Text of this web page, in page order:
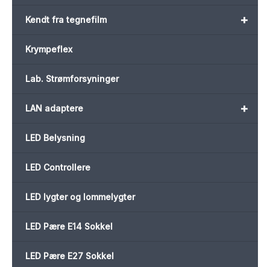
+
Kendt fra tegnefilm
Krympeflex
Lab. Strømforsyninger
+
LAN adaptere
LED Belysning
LED Controllere
LED lygter og lommelygter
LED Pære E14 Sokkel
LED Pære E27 Sokkel